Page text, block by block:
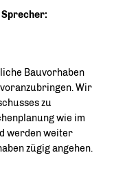
Bauvorhaben
Wir
zu
wie im
werden weiter
zügig angehen.